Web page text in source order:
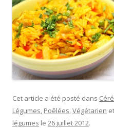
Cet article a été posté dans
Légumes, Poêlées,Végétarien
légumes le 26 juillet 2012.